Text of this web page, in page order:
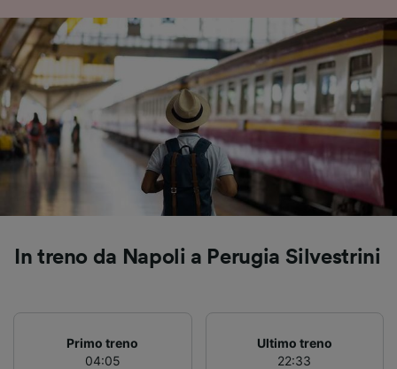
In treno da Napoli a Perugia Silvestrini
Primo treno
04:05
Ultimo treno
22:33
accedervi. Pubblicità e contenuti
personalizzati, misurazione delle prestazioni
dei contenuti e degli annunci, ricerche sul
pubblico, sviluppo di servizi.
Elenco dei partner (fornitori)